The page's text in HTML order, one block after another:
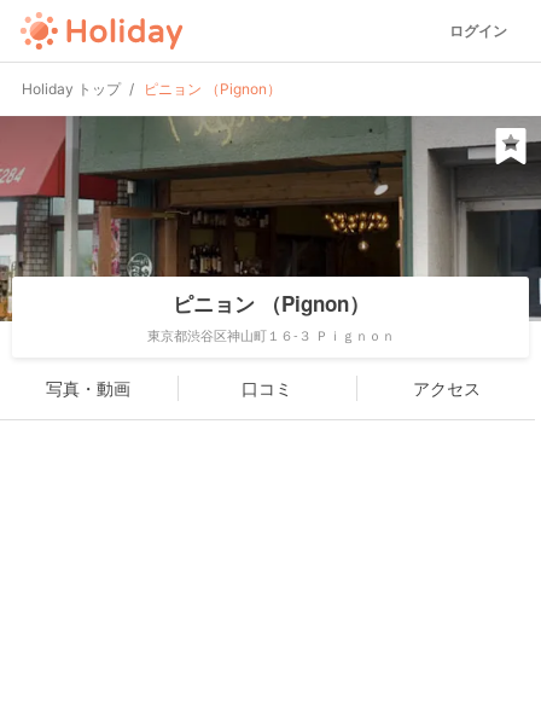
ログイン
Holiday トップ ピニョン （Pignon）
ピニョン （Pignon）
東京都渋谷区神山町１６-３ Ｐｉｇｎｏｎ
写真・動画 口コミ アクセス